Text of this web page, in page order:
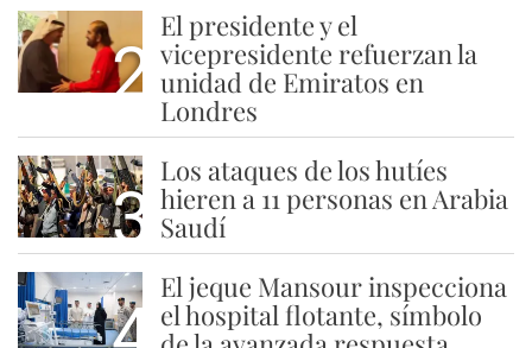
2
El presidente y el
vicepresidente refuerzan la
unidad de Emiratos en
Londres
3
Los ataques de los hutíes
hieren a 11 personas en Arabia
Saudí
El jeque Mansour inspecciona
el hospital flotante, símbolo